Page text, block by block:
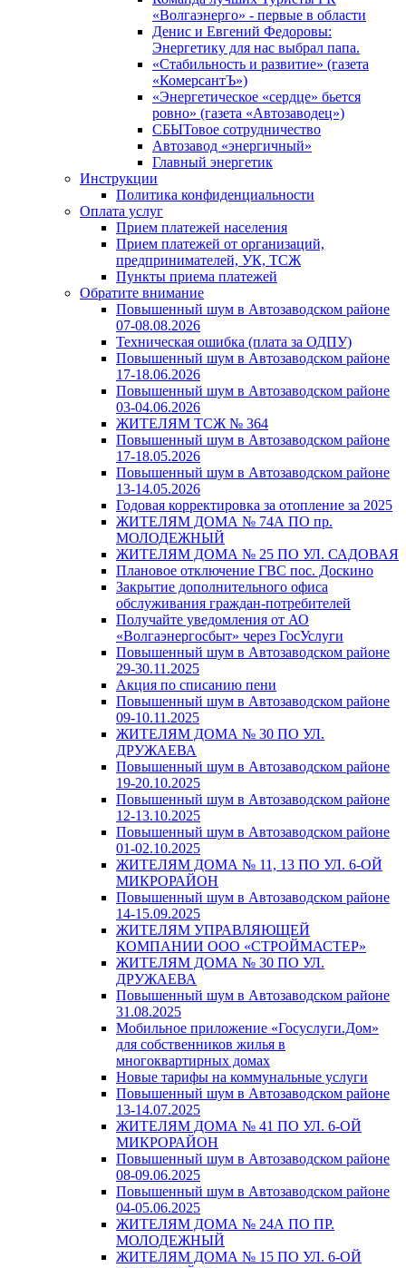
«Волгаэнерго» - первые в области
Денис и Евгений Федоровы:
Энергетику для нас выбрал папа.
«Стабильность и развитие» (газета
«КомерсантЪ»)
«Энергетическое «сердце» бьется
ровно» (газета «Автозаводец»)
СБЫТовое сотрудничество
Автозавод «энергичный»
Главный энергетик
Инструкции
Политика конфиденциальности
Оплата услуг
Прием платежей населения
Прием платежей от организаций,
предпринимателей, УК, ТСЖ
Пункты приема платежей
Обратите внимание
Повышенный шум в Автозаводском районе
07-08.08.2026
Техническая ошибка (плата за ОДПУ)
Повышенный шум в Автозаводском районе
17-18.06.2026
Повышенный шум в Автозаводском районе
03-04.06.2026
ЖИТЕЛЯМ ТСЖ № 364
Повышенный шум в Автозаводском районе
17-18.05.2026
Повышенный шум в Автозаводском районе
13-14.05.2026
Годовая корректировка за отопление за 2025
ЖИТЕЛЯМ ДОМА № 74А ПО пр.
МОЛОДЕЖНЫЙ
ЖИТЕЛЯМ ДОМА № 25 ПО УЛ. САДОВАЯ
Плановое отключение ГВС пос. Доскино
Закрытие дополнительного офиса
обслуживания граждан-потребителей
Получайте уведомления от АО
«Волгаэнергосбыт» через ГосУслуги
Повышенный шум в Автозаводском районе
29-30.11.2025
Акция по списанию пени
Повышенный шум в Автозаводском районе
09-10.11.2025
ЖИТЕЛЯМ ДОМА № 30 ПО УЛ.
ДРУЖАЕВА
Повышенный шум в Автозаводском районе
19-20.10.2025
Повышенный шум в Автозаводском районе
12-13.10.2025
Повышенный шум в Автозаводском районе
01-02.10.2025
ЖИТЕЛЯМ ДОМА № 11, 13 ПО УЛ. 6-ОЙ
МИКРОРАЙОН
Повышенный шум в Автозаводском районе
14-15.09.2025
ЖИТЕЛЯМ УПРАВЛЯЮЩЕЙ
КОМПАНИИ ООО «СТРОЙМАСТЕР»
ЖИТЕЛЯМ ДОМА № 30 ПО УЛ.
ДРУЖАЕВА
Повышенный шум в Автозаводском районе
31.08.2025
Мобильное приложение «Госуслуги.Дом»
для собственников жилья в
многоквартирных домах
Новые тарифы на коммунальные услуги
Повышенный шум в Автозаводском районе
13-14.07.2025
ЖИТЕЛЯМ ДОМА № 41 ПО УЛ. 6-ОЙ
МИКРОРАЙОН
Повышенный шум в Автозаводском районе
08-09.06.2025
Повышенный шум в Автозаводском районе
04-05.06.2025
ЖИТЕЛЯМ ДОМА № 24А ПО ПР.
МОЛОДЕЖНЫЙ
ЖИТЕЛЯМ ДОМА № 15 ПО УЛ. 6-ОЙ